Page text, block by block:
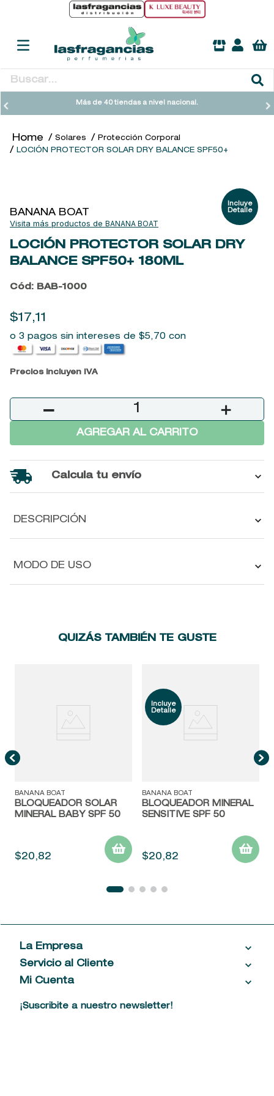
Buscar...
Más de 40 tiendas a nivel nacional.
Solares
Protección Corporal
LOCIÓN PROTECTOR SOLAR DRY BALANCE SPF50+
BANANA BOAT
BANANA BOAT
LOCIÓN PROTECTOR SOLAR DRY
BALANCE SPF50+ 180ML
Cód: BAB-1000
$17 ,11
o 3 pagos sin intereses de $5, 70 con
Precios incluyen IVA
＋
－
AGREGAR AL CARRITO
Calcula tu envío
DESCRIPCIÓN
MODO DE USO
QUIZÁS TAMBIÉN TE GUSTE
BANANA BOAT
BLOQUEADOR SOLAR
MINERAL BABY SPF 50
$20,82
BANANA BOAT
BLOQUEADOR MINERAL
SENSITIVE SPF 50
$20,82
La Empresa
Acerca de las Fragancias
Ventas al por mayor
Política de entrega
Servicio al Cliente
Contáctanos
Mi Cuenta
¡Suscribite a nuestro newsletter!
TÉRMINOS MÁS BUSCADOS
2 .
sol ipanema
5
ysl
6.
woods of windsor
7.
kool beauty serum
10. john frieda